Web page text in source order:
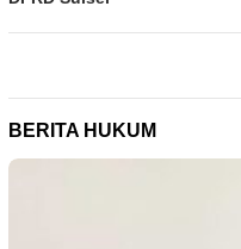
BERITA HUKUM